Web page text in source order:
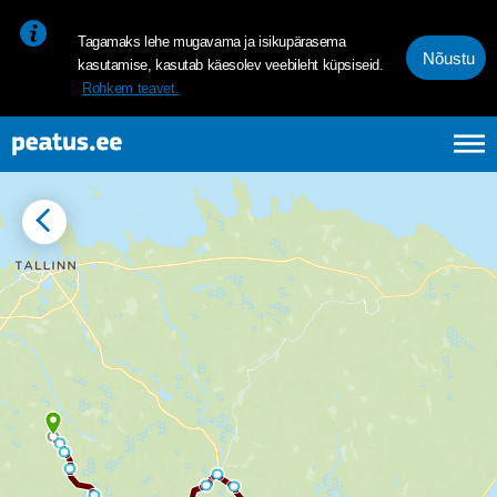
Tagamaks lehe mugavama ja isikupärasema
kasutamise, kasutab käesolev veebileht küpsiseid.
Rohkem teavet.
Nõustu
Vastupidine algus- ja sihtpunkt
Rapla - Türi - Paide - Põltsamaa - Tartu
Rapla bussijaam
7000471-1
Rapla jaam Departure
14:29
7000473-1
Kaerepere tee Departure
14:32
7000590-1
Kehtna Departure
14:37
7000152-1
Lelle tee Departure
7000284-1